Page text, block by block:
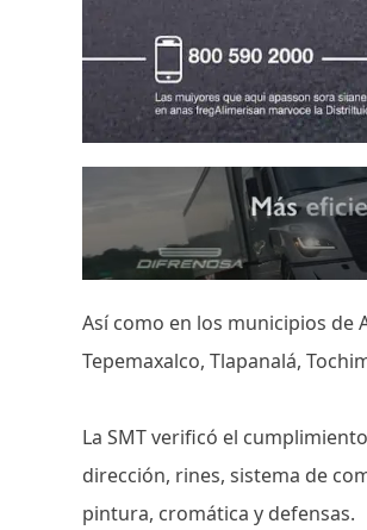
Así como en los municipios de
Tepemaxalco, Tlapanalá,
La SMT verificó el
dirección, rines, sistema de
pintura, cromática y defensas.